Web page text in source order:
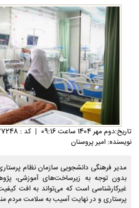
تاريخ:دوم مهر 1404 ساعت 09:16 | کد : 27248
نویسنده: امیر پروسنان
مدیر فرهنگی دانشجویی سازمان نظام
بدون توجه به زیرساخت‌های آموزشی،
غیرکارشناسی است که می‌تواند به افت
پرستاری و در نهایت آسیب به سلامت مردم